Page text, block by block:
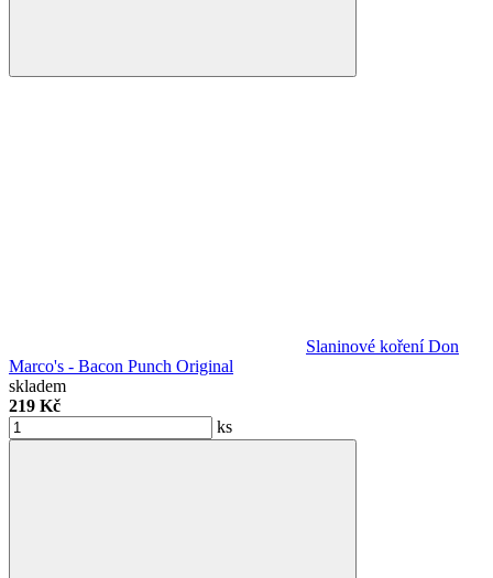
Slaninové koření Don
Marco's - Bacon Punch Original
skladem
219 Kč
ks